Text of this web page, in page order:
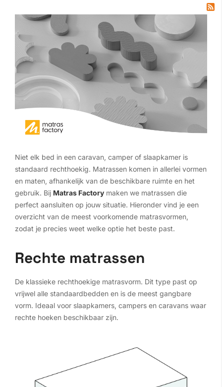
Niet elk bed in een caravan, camper of slaapkamer is
standaard rechthoekig. Matrassen komen in allerlei vormen
en maten, afhankelijk van de beschikbare ruimte en het
gebruik. Bij Matras Factory maken we matrassen die
perfect aansluiten op jouw situatie. Hieronder vind je een
overzicht van de meest voorkomende matrasvormen,
zodat je precies weet welke optie het beste past.
Rechte matrassen
De klassieke rechthoekige matrasvorm. Dit type past op
vrijwel alle standaardbedden en is de meest gangbare
vorm. Ideaal voor slaapkamers, campers en caravans waar
rechte hoeken beschikbaar zijn.